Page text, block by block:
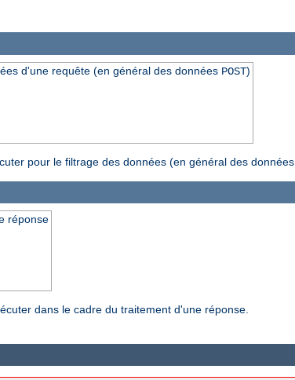
d'une requête (en général des données POST)
pour le filtrage des données (en général des données
réponse
dans le cadre du traitement d'une réponse.